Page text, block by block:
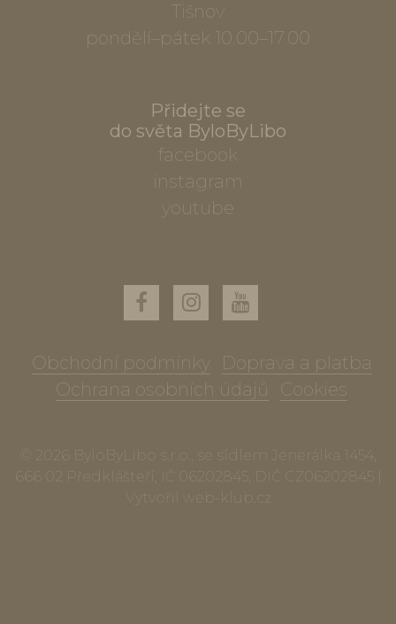
Tišnov
pondělí–pátek 10.00–17.00
Přidejte se
do světa ByloByLibo
facebook
instagram
youtube
Obchodní podmínky
Doprava a platba
Ochrana osobních údajů
Cookies
© 2026 ByloByLibo s.r.o., se sídlem Jenerálka 1454,
666 02 Předklášteří, IČ 06202845, DIČ CZ06202845 |
Vytvořil